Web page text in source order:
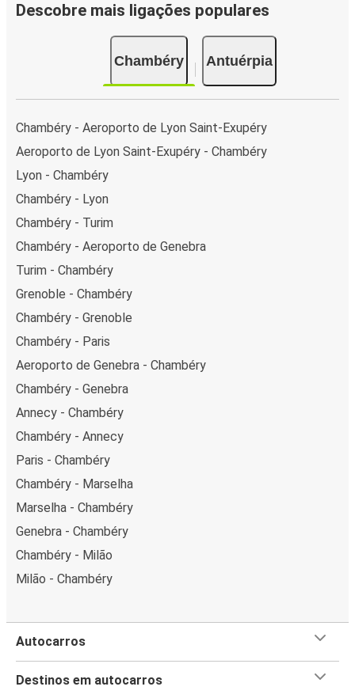
Descobre mais ligações populares
Chambéry Antuérpia
Chambéry - Aeroporto de Lyon Saint-Exupéry
Aeroporto de Lyon Saint-Exupéry - Chambéry
Lyon - Chambéry
Chambéry - Lyon
Chambéry - Turim
Chambéry - Aeroporto de Genebra
Turim - Chambéry
Grenoble - Chambéry
Chambéry - Grenoble
Chambéry - Paris
Aeroporto de Genebra - Chambéry
Chambéry - Genebra
Annecy - Chambéry
Chambéry - Annecy
Paris - Chambéry
Chambéry - Marselha
Marselha - Chambéry
Genebra - Chambéry
Chambéry - Milão
Milão - Chambéry
Autocarros
Destinos em autocarros